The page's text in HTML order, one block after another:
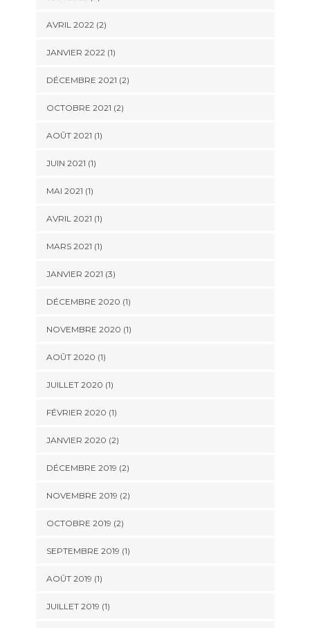
AVRIL 2022(2)
JANVIER 2022(1)
DÉCEMBRE 2021 (2)
OCTOBRE 2021 (2)
AOÛT 2021 (1)
JUIN 2021 (1)
MAI 2021 (1)
AVRIL 2021 (1)
MARS 2021 (1)
JANVIER 2021 (3)
DÉCEMBRE 2020 (1)
NOVEMBRE 2020 (1)
AOÛT 2020 (1)
JUILLET 2020 (1)
FÉVRIER 2020 (1)
JANVIER 2020 (2)
DÉCEMBRE 2019 (2)
NOVEMBRE 2019 (2)
OCTOBRE 2019 (2)
SEPTEMBRE 2019 (1)
AOÛT 2019 (1)
JUILLET 2019 (1)